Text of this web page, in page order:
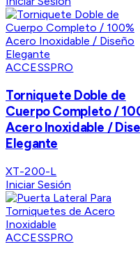
ACCESSPRO
Torniquete Doble de
Cuerpo Completo /
Acero Inoxidable /
Elegante
XT-200-L
Iniciar Sesión
ACCESSPRO